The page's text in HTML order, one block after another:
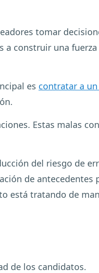
tomar
a construir una
es contratar a
Estas malas
del riesgo de
de antecedentes
está tratando de
de los candidatos.